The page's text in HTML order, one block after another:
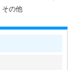
その他